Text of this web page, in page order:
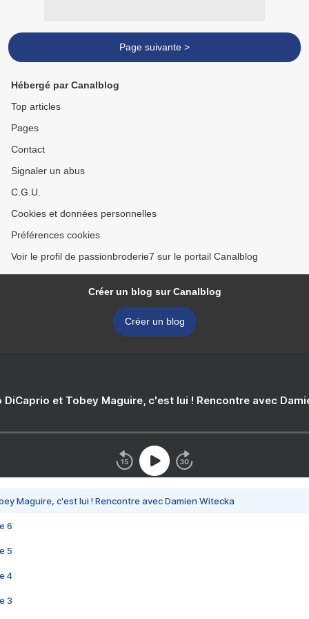
Page suivante >
Hébergé par Canalblog
Top articles
Pages
Contact
Signaler un abus
C.G.U.
Cookies et données personnelles
Préférences cookies
Voir le profil de passionbroderie7 sur le portail Canalblog
Créer un blog sur Canalblog
Créer un blog
DiCaprio et Tobey Maguire, c'est lui ! Rencontre avec
Maguire, c'est lui ! Rencontre avec Damien Witecka
6
5
4
3